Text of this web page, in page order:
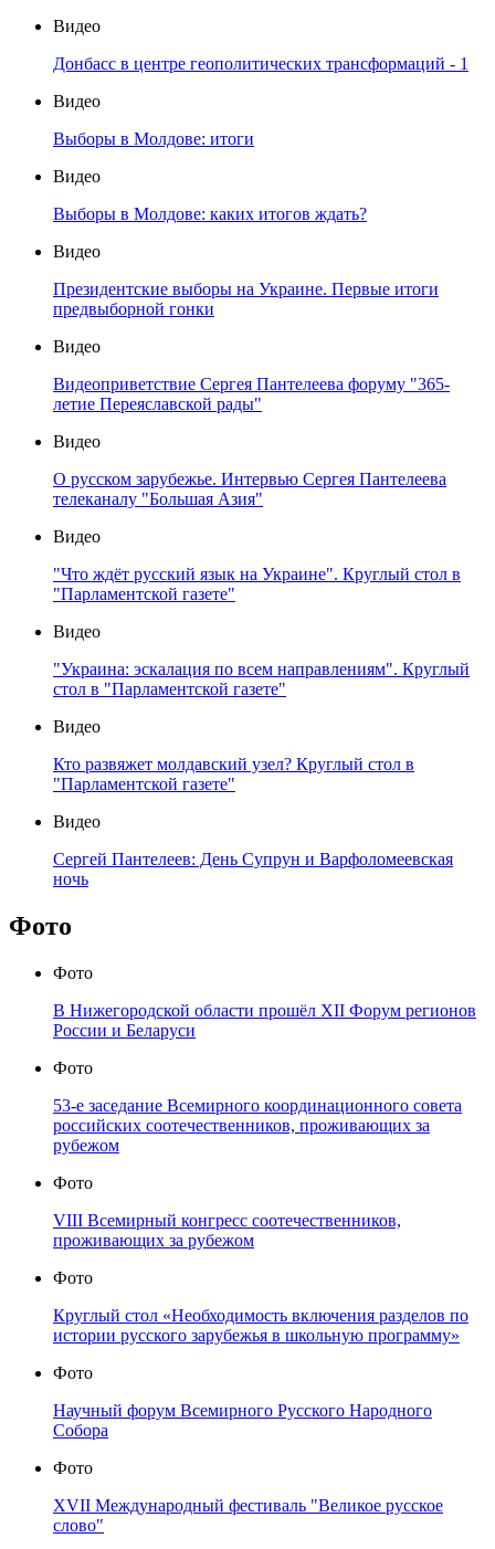
Видео
Донбасс в центре геополитических трансформаций - 1
Видео
Выборы в Молдове: итоги
Видео
Выборы в Молдове: каких итогов ждать?
Видео
Президентские выборы на Украине. Первые итоги
предвыборной гонки
Видео
Видеоприветствие Сергея Пантелеева форуму "365-
летие Переяславской рады"
Видео
О русском зарубежье. Интервью Сергея Пантелеева
телеканалу "Большая Азия"
Видео
"Что ждёт русский язык на Украине". Круглый стол в
"Парламентской газете"
Видео
"Украина: эскалация по всем направлениям". Круглый
стол в "Парламентской газете"
Видео
Кто развяжет молдавский узел? Круглый стол в
"Парламентской газете"
Видео
Сергей Пантелеев: День Супрун и Варфоломеевская
ночь
Фото
Фото
В Нижегородской области прошёл XII Форум регионов
России и Беларуси
Фото
53-е заседание Всемирного координационного совета
российских соотечественников, проживающих за
рубежом
Фото
VIII Всемирный конгресс соотечественников,
проживающих за рубежом
Фото
Круглый стол «Необходимость включения разделов по
истории русского зарубежья в школьную программу»
Фото
Научный форум Всемирного Русского Народного
Собора
Фото
XVII Международный фестиваль "Великое русское
слово"